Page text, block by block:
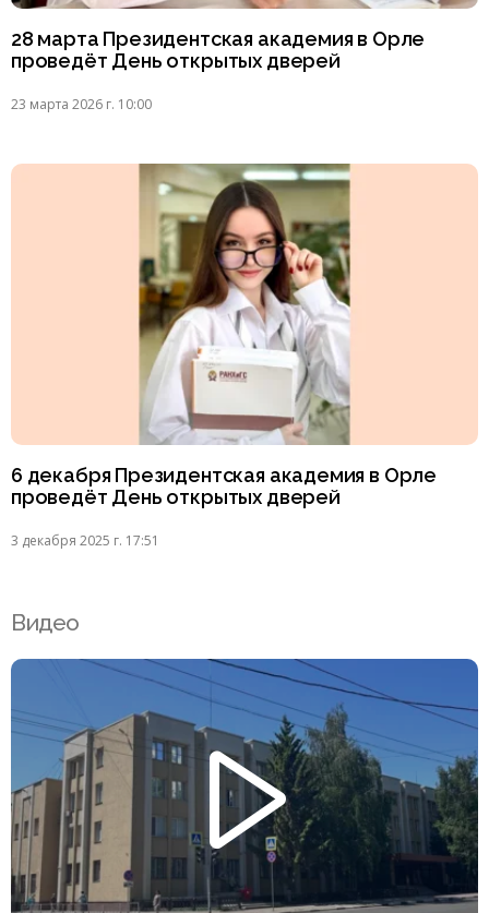
28 марта Президентская академия в Орле
проведёт День открытых дверей
23 марта 2026 г. 10:00
6 декабря Президентская академия в Орле
проведёт День открытых дверей
3 декабря 2025 г. 17:51
Видео